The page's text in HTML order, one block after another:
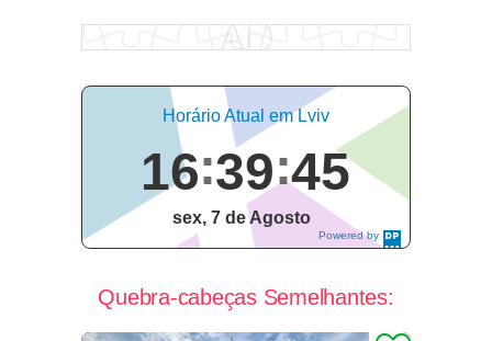
Powered by
DaysPedia.c
Horário Atual em Lviv
16 39 45
sex, 7 de Agosto
Quebra-cabeças Semelhantes: